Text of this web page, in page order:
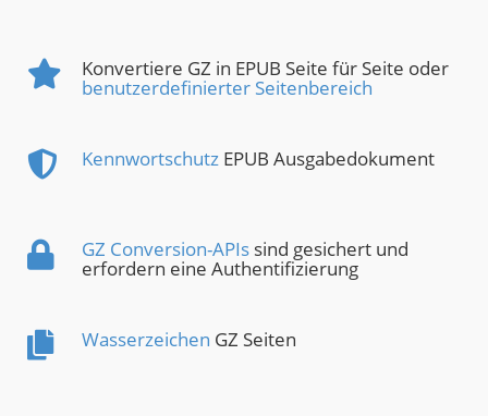
Konvertiere GZ in EPUB Seite für Seite oder
benutzerdefinierter Seitenbereich
Kennwortschutz EPUB Ausgabedokument
GZ Conversion-APIs sind gesichert und
erfordern eine Authentifizierung
Wasserzeichen GZ Seiten